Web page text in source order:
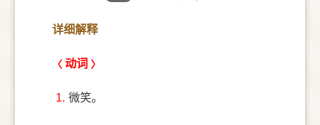
详细解释
动词
1. 微笑。